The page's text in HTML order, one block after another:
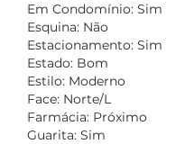
Em Condomínio: Sim
Esquina: Não
Estacionamento: Sim
Estado: Bom
Estilo: Moderno
Face: Norte/L
Farmácia: Próximo
Guarita: Sim